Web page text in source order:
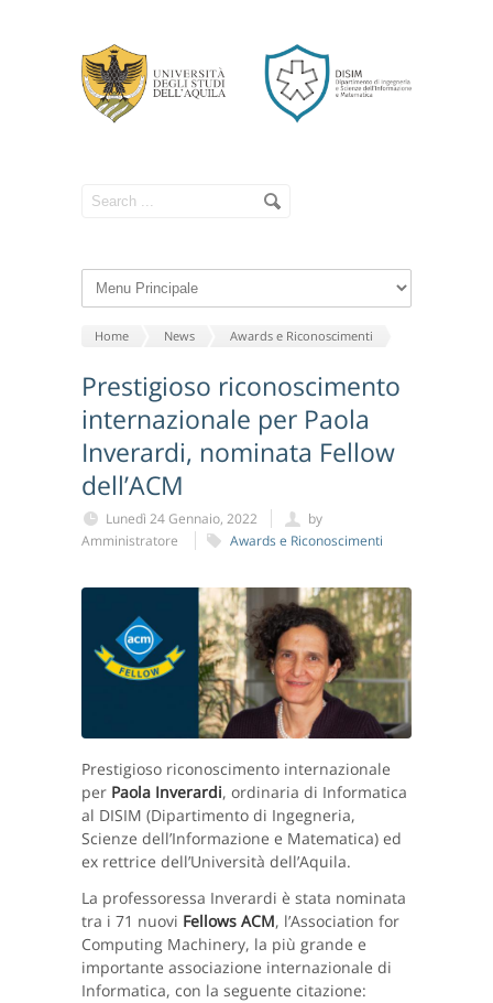
Home News Awards e Riconoscimenti
Prestigioso riconoscimento
internazionale per Paola
Inverardi, nominata Fellow
dell’ACM
Lunedì 24 Gennaio, 2022
by
Amministratore
Awards e Riconoscimenti
Prestigioso riconoscimento internazionale
per Paola Inverardi, ordinaria di Informatica
al DISIM (Dipartimento di Ingegneria,
Scienze dell’Informazione e Matematica) ed
ex rettrice dell’Università dell’Aquila.
La professoressa Inverardi è stata nominata
tra i 71 nuovi Fellows ACM, l’Association for
Computing Machinery, la più grande e
importante associazione internazionale di
Informatica, con la seguente citazione: